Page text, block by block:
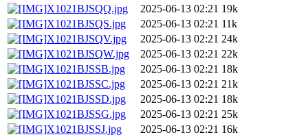
X1021BJSQQ.jpg
2025-06-13 02:21 19k
X1021BJSQS.jpg
2025-06-13 02:21 11k
X1021BJSQV.jpg
2025-06-13 02:21 24k
X1021BJSQW.jpg
2025-06-13 02:21 22k
X1021BJSSB.jpg
2025-06-13 02:21 18k
X1021BJSSC.jpg
2025-06-13 02:21 21k
X1021BJSSD.jpg
2025-06-13 02:21 18k
X1021BJSSG.jpg
2025-06-13 02:21 25k
X1021BJSSJ.jpg
2025-06-13 02:21 16k